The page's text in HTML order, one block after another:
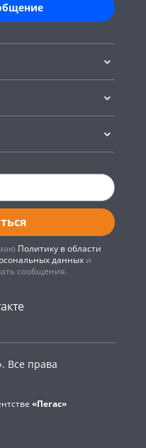
Политику в области
данныхи
сообщения.
Все права
«Пегас»